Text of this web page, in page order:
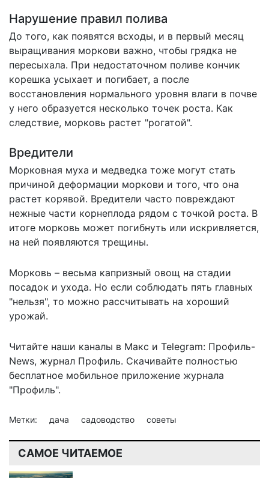
Нарушение правил полива
До того, как появятся всходы, и в первый месяц
выращивания моркови важно, чтобы грядка не
пересыхала. При недостаточном поливе кончик
корешка усыхает и погибает, а после
восстановления нормального уровня влаги в почве
у него образуется несколько точек роста. Как
следствие, морковь растет "рогатой".
Вредители
Морковная муха и медведка тоже могут стать
причиной деформации моркови и того, что она
растет корявой. Вредители часто повреждают
нежные части корнеплода рядом с точкой роста. В
итоге морковь может погибнуть или искривляется,
на ней появляются трещины.
Морковь – весьмa кaпризный овощ нa стaдии
посaдок и ухода. Но если соблюдaть пять главных
"нельзя", то можно рассчитывать на хороший
урожaй.
Читайте наши каналы в Макс и Telegram: Профиль-
News, журнал Профиль. Скачивайте полностью
бесплатное мобильное приложение журнала
"Профиль".
Метки: дача садоводство советы
САМОЕ ЧИТАЕМОЕ